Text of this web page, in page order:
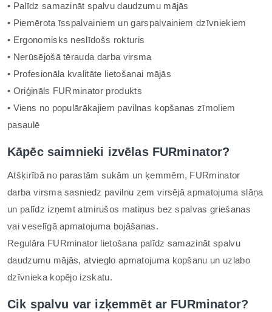
• Palīdz samazināt spalvu daudzumu mājās
• Piemērota īsspalvainiem un garspalvainiem dzīvniekiem
• Ergonomisks neslīdošs rokturis
• Nerūsējošā tērauda darba virsma
• Profesionāla kvalitāte lietošanai mājās
• Oriģināls FURminator produkts
• Viens no populārākajiem pavilnas kopšanas zīmoliem
pasaulē
Kāpēc saimnieki izvēlas FURminator?
Atšķirībā no parastām sukām un ķemmēm, FURminator
darba virsma sasniedz pavilnu zem virsējā apmatojuma slāņa
un palīdz izņemt atmirušos matiņus bez spalvas griešanas
vai veselīgā apmatojuma bojāšanas.
Regulāra FURminator lietošana palīdz samazināt spalvu
daudzumu mājās, atvieglo apmatojuma kopšanu un uzlabo
dzīvnieka kopējo izskatu.
Cik spalvu var izķemmēt ar FURminator?